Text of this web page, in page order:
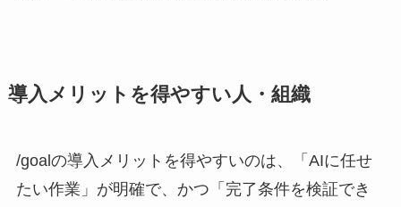
導入メリットを得やすい人・組織
/goalの導入メリットを得やすいのは、「AIに任せ
たい作業」が明確で、かつ「完了条件を検証でき